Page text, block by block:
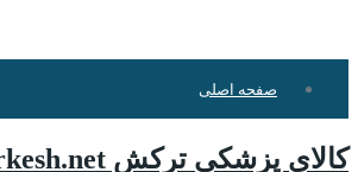
صفحه اصلی
info@tarkesh.net
کالای پزشکی ترکش Tarkesh.net